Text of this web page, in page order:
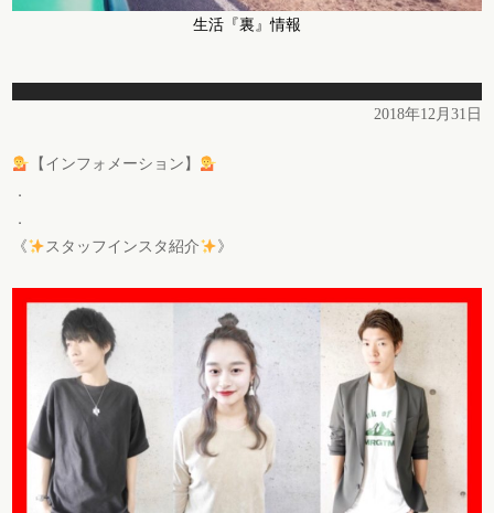
生活『裏』情報
2018年12月31日
【インフォメーション】
．
．
《
スタッフインスタ紹介 》